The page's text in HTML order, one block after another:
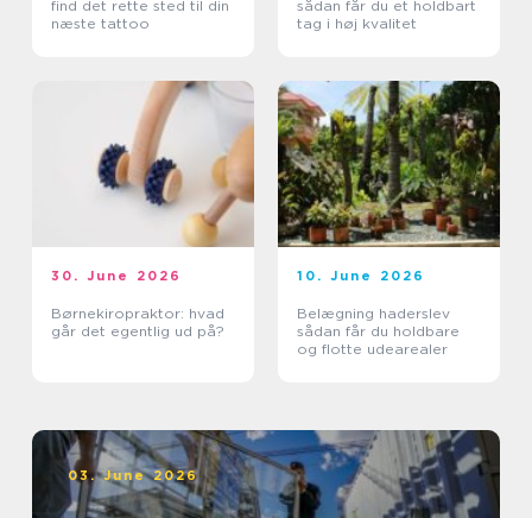
find det rette sted til din
næste tattoo
sådan får du et holdbart
tag i høj kvalitet
30. June 2026
Børnekiropraktor: hvad
går det egentlig ud på?
10. June 2026
Belægning haderslev
sådan får du holdbare
og flotte udearealer
03. June 2026